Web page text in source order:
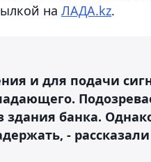
на ЛАДА.kz.
и для подачи
здания банка.
- рассказали